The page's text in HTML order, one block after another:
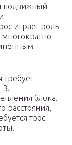
подвижный
—
играет роль
многократно
требует
3.
блока.
расстояния,
трос